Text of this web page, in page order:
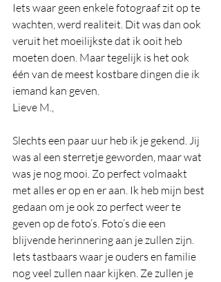
Iets waar geen enkele fotograaf zit op te
wachten, werd realiteit. Dit was dan ook
veruit het moeilijkste dat ik ooit heb
moeten doen. Maar tegelijk is het ook
één van de meest kostbare dingen die ik
iemand kan geven.
Lieve M.,
Slechts een paar uur heb ik je gekend. Jij
was al een sterretje geworden, maar wat
was je nog mooi. Zo perfect volmaakt
met alles er op en er aan. Ik heb mijn best
gedaan om je ook zo perfect weer te
geven op de foto’s. Foto’s die een
blijvende herinnering aan je zullen zijn.
Iets tastbaars waar je ouders en familie
nog veel zullen naar kijken. Ze zullen je